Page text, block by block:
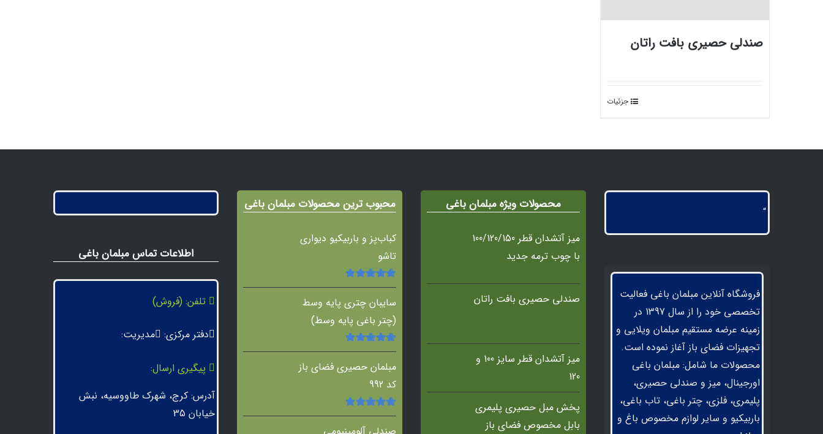
صندلی حصیری بافت راتان
جزئیات
“
فروشگاه آنلاین مبلمان باغی فعالیت
تخصصی خود را از سال 1397 در
زمینه عرضه مستقیم مبلمان ویلایی و
تجهیزات فضای باز آغاز نموده است.
محصولات ما شامل: مبلمان باغی
اورجینال، میز و صندلی حصیری،
پلیمری، فلزی، چتر باغی، تاب باغی،
باربیکیو و سایر لوازم مخصوص باغ و
محصولات ویژه مبلمان باغی
میز آتشدان قطر 100/120/150
با چوب ترمه جدید
صندلی حصیری بافت راتان
میز آتشدان قطر سایز 100 و
120
پخش مبل حصیری پلیمری
بابل مخصوص فضای باز
محبوب ترین محصولات مبلمان باغی
کباب‌پز و باربیکیو دیواری
تاشو
امتیاز5.00از
سایبان چتری پایه وسط
(چتر باغی پایه وسط)
امتیاز5.00از
مبلمان حصیری فضای باز
کد 992
امتیاز5.00از
اطلاعات تماس مبلمان باغی
تلفن: (فروش)
دفتر مرکزی: مدیریت:
پیگیری ارسال:
آدرس: کرج، شهرک طاووسیه، نبش
خیابان 35